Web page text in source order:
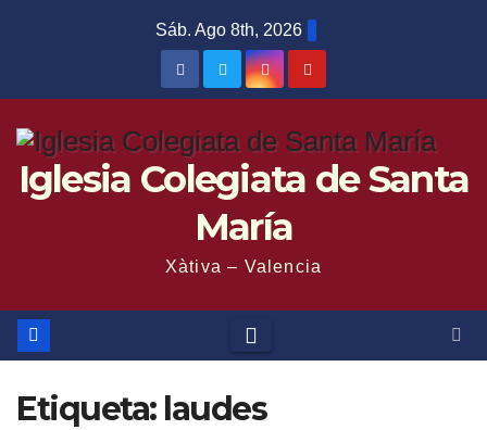
Sáb. Ago 8th, 2026
Iglesia Colegiata de Santa
María
Xàtiva – Valencia
Etiqueta: laudes